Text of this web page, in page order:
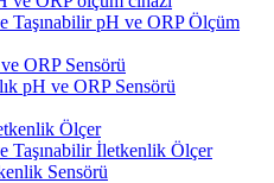
Taşınabilir pH ve ORP Ölçüm
ORP Sensörü
pH ve ORP Sensörü
Ölçer
Taşınabilir İletkenlik Ölçer
Sensörü